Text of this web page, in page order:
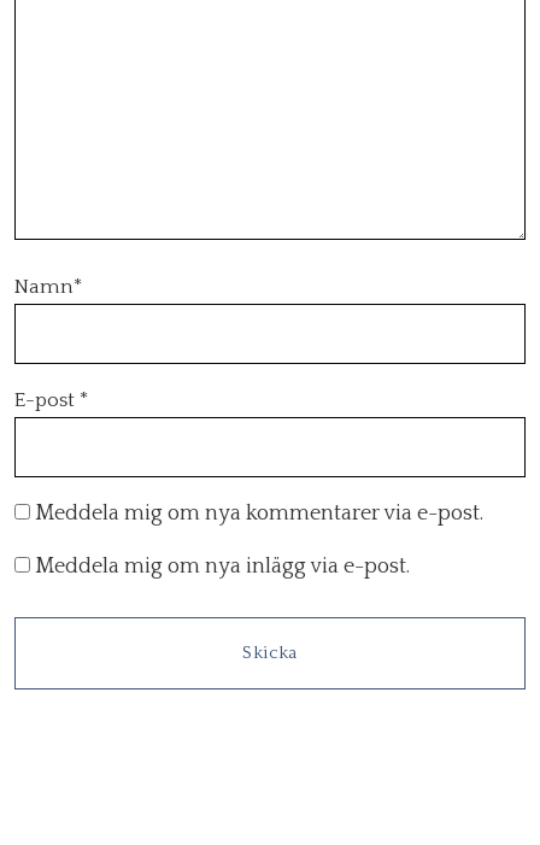
Namn*
E-post *
Meddela mig om nya kommentarer via e-post.
Meddela mig om nya inlägg via e-post.